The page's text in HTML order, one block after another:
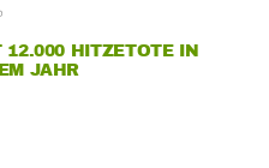
12.000 HITZETOTE IN
JAHR